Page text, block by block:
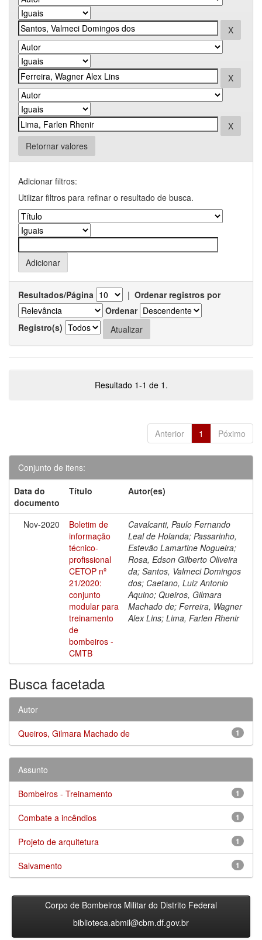
Retornar valores
Adicionar filtros:
Utilizar filtros para refinar o resultado de busca.
Resultados/Página | Ordenar registros por
Ordenar
Registro(s)
Resultado 1-1 de 1.
Anterior 1 Póximo
Conjunto de itens:
Data do
documento
Título Autor(es)
Nov-2020
Boletim de
informação
técnico-
profissional
CETOP nº
21/2020:
conjunto
modular para
treinamento
de
bombeiros -
CMTB
Cavalcanti, Paulo Fernando
Leal de Holanda; Passarinho,
Estevão Lamartine Nogueira;
Rosa, Edson Gilberto Oliveira
da; Santos, Valmeci Domingos
dos; Caetano, Luiz Antonio
Aquino; Queiros, Gilmara
Machado de; Ferreira, Wagner
Alex Lins; Lima, Farlen Rhenir
Busca facetada
Autor
1
Queiros, Gilmara Machado de
Assunto
1
Bombeiros - Treinamento
1
Combate a incêndios
1
Projeto de arquitetura
1
Salvamento
Corpo de Bombeiros Militar do Distrito Federal
biblioteca.abmil@cbm.df.gov.br